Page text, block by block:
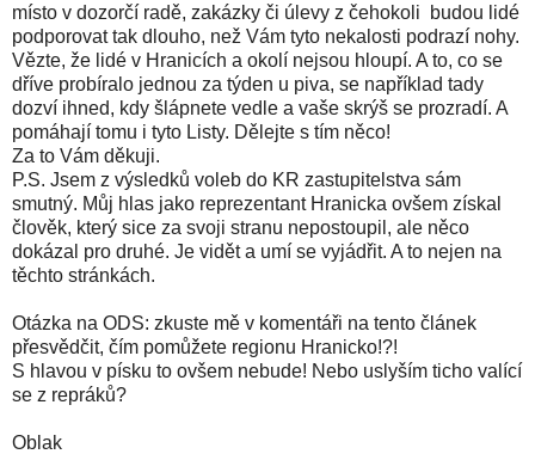
místo v dozorčí radě, zakázky či úlevy z čehokoli budou lidé
podporovat tak dlouho, než Vám tyto nekalosti podrazí nohy.
Vězte, že lidé v Hranicích a okolí nejsou hloupí. A to, co se
dříve probíralo jednou za týden u piva, se například tady
dozví ihned, kdy šlápnete vedle a vaše skrýš se prozradí. A
pomáhají tomu i tyto Listy. Dělejte s tím něco!
Za to Vám děkuji.
P.S. Jsem z výsledků voleb do KR zastupitelstva sám
smutný. Můj hlas jako reprezentant Hranicka ovšem získal
člověk, který sice za svoji stranu nepostoupil, ale něco
dokázal pro druhé. Je vidět a umí se vyjádřit. A to nejen na
těchto stránkách.
Otázka na ODS: zkuste mě v komentáři na tento článek
přesvědčit, čím pomůžete regionu Hranicko!?!
S hlavou v písku to ovšem nebude! Nebo uslyším ticho valící
se z repráků?
Oblak